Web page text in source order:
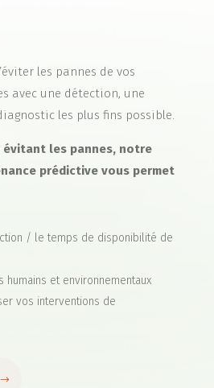
les pannes de vos
avec une détection, une
les plus fins possible.
les pannes, notre
prédictive vous permet
/ le temps de disponibilité de
et environnementaux
vos interventions de